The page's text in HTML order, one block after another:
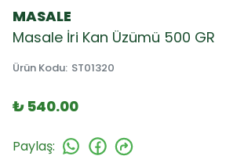
MASALE
Masale İri Kan Üzümü 500 GR
Ürün Kodu: ST01320
₺ 540.00
Paylaş: